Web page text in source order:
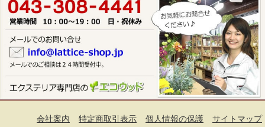
サイトマップ
個人情報の保護
特定商取引表示
会社案内